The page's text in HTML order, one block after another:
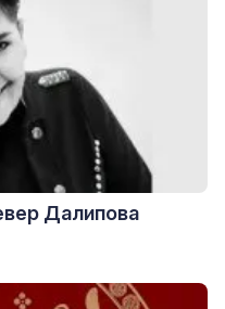
Далипова